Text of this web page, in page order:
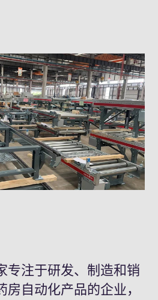
专注于研发、制造和销
自动化产品的企业，